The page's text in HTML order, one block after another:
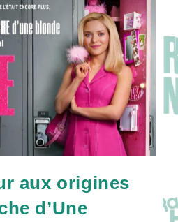
aux origines
d’Une